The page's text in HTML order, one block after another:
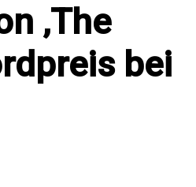
‚The
bei